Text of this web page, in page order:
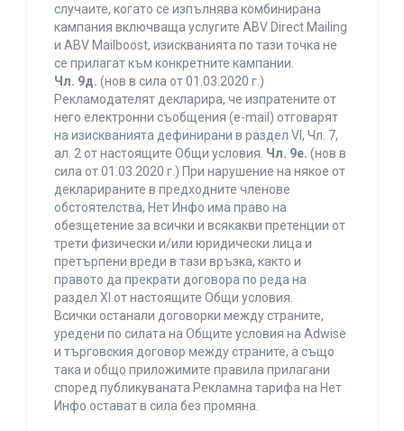
случаите, когато се изпълнява комбинирана
кампания включваща услугите ABV Direct Mailing
и ABV Mailboost, изискванията по тази точка не
се прилагат към конкретните кампании.
Чл. 9д. (нов в сила от 01.03.2020 г.)
Рекламодателят декларира, че изпратените от
него електронни съобщения (e-mail) отговарят
на изискванията дефинирани в раздел VI, Чл. 7,
ал. 2 от настоящите Общи условия. Чл. 9е. (нов в
сила от 01.03.2020 г.) При нарушение на някое от
декларираните в предходните членове
обстоятелства, Нет Инфо има право на
обезщетение за всички и всякакви претенции от
трети физически и/или юридически лица и
претърпени вреди в тази връзка, както и
правото да прекрати договора по реда на
раздел XI от настоящите Общи условия.
Всички останали договорки между страните,
уредени по силата на Общите условия на Adwise
и търговския договор между страните, а също
така и общо приложимите правила прилагани
според публикуваната Рекламна тарифа на Нет
Инфо остават в сила без промяна.